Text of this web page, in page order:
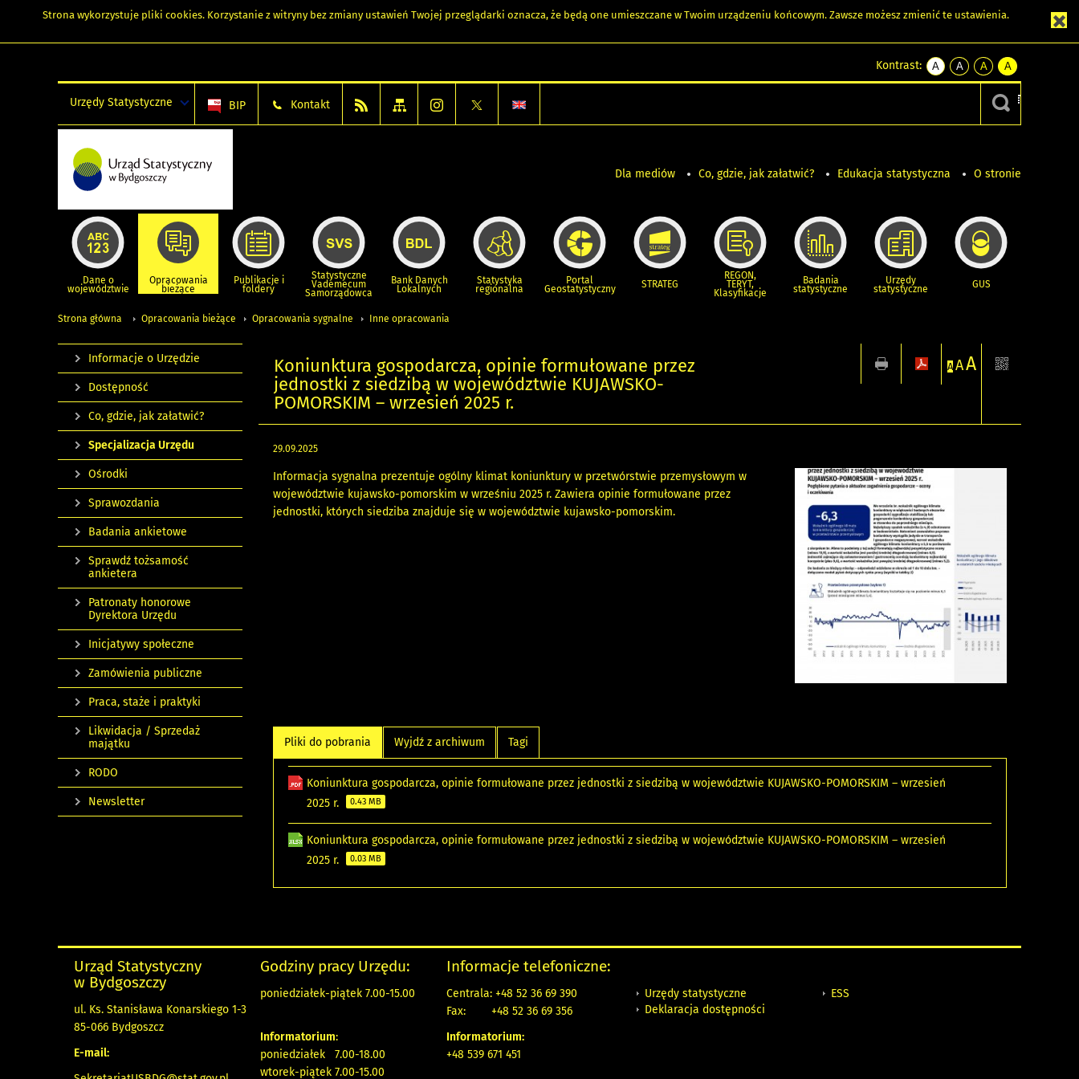
Strona wykorzystuje pliki cookies. Korzystanie z witryny bez zmiany ustawień Twojej przeglądarki oznacza, że będą one umieszczane w Twoim urządzeniu końcowym. Zawsze możesz zmienić te ustawienia.
Kontrast:
A
kontrast
A
kontrast
czarnym
A
kontrast
żółty
tekst
czarnym
A
kontrast
czarny
tekst
żółtym
Urzędy Statystyczne BIP Kontakt
Dla mediów Co, gdzie, jak załatwić? Edukacja statystyczna O stronie
Dane o
województwie
Opracowania
bieżące
Publikacje i
foldery
Statystyczne
Vademecum
Samorządowca
Bank Danych
Lokalnych
Statystyka
regionalna
Portal
Geostatystyczny STRATEG
REGON,
TERYT,
Klasyfikacje
Badania
statystyczne
Urzędy
statystyczne GUS
Strona główna Opracowania bieżące Opracowania sygnalne Inne opracowania
Koniunktura gospodarcza, opinie formułowane przez
jednostki z siedzibą w województwie KUJAWSKO-
POMORSKIM – wrzesień 2025 r.
A AA
29.09.2025
Informacja sygnalna prezentuje ogólny klimat koniunktury w przetwórstwie przemysłowym w
województwie kujawsko-pomorskim w wrześniu 2025 r. Zawiera opinie formułowane przez
jednostki, których siedziba znajduje się w województwie kujawsko-pomorskim.
Pliki do pobrania Wyjdź z archiwum Tagi
Koniunktura gospodarcza, opinie formułowane przez jednostki z siedzibą w województwie KUJAWSKO-POMORSKIM – wrzesień
2025 r.
0.43 MB
Koniunktura gospodarcza, opinie formułowane przez jednostki z siedzibą w województwie KUJAWSKO-POMORSKIM – wrzesień
2025 r.
0.03 MB
Informacje o Urzędzie
Dostępność
Co, gdzie, jak załatwić?
Specjalizacja Urzędu
Ośrodki
Sprawozdania
Badania ankietowe
Sprawdź tożsamość
ankietera
Patronaty honorowe
Dyrektora Urzędu
Inicjatywy społeczne
Zamówienia publiczne
Praca, staże i praktyki
Likwidacja / Sprzedaż
majątku
RODO
Newsletter
Urząd Statystyczny
w Bydgoszczy
ul. Ks. Stanisława Konarskiego 1-3
85-066 Bydgoszcz
E-mail:
Godziny pracy Urzędu:
poniedziałek-piątek 7.00-15.00
Informatorium:
poniedziałek 7.00-18.00
wtorek-piątek 7.00-15.00
Informacje telefoniczne:
Centrala: +48 52 36 69 390
Fax:
+48 52 36 69 356
Informatorium:
+48 539 671 451
Urzędy statystyczne
Deklaracja dostępności
ESS